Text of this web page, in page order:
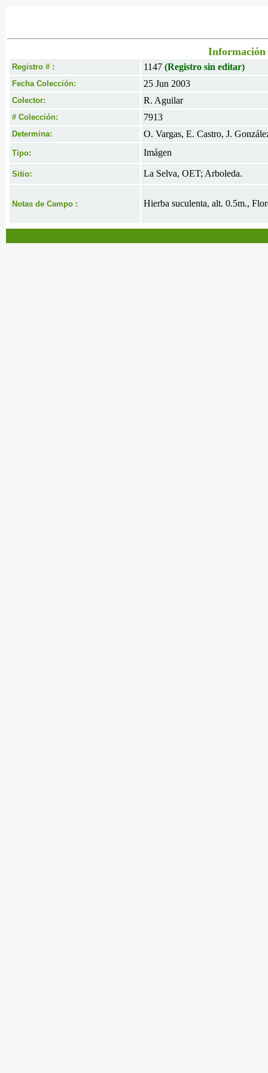
Información
Registro # : 1147 (Registro sin editar)
Fecha Colección: 25 Jun 2003
Colector: R. Aguilar
# Colección: 7913
Determina: O. Vargas, E. Castro, J.
Tipo: Imágen
Sitio: La Selva, OET; Arboleda.
Notas de Campo : Hierba suculenta, alt. 0.5m.,